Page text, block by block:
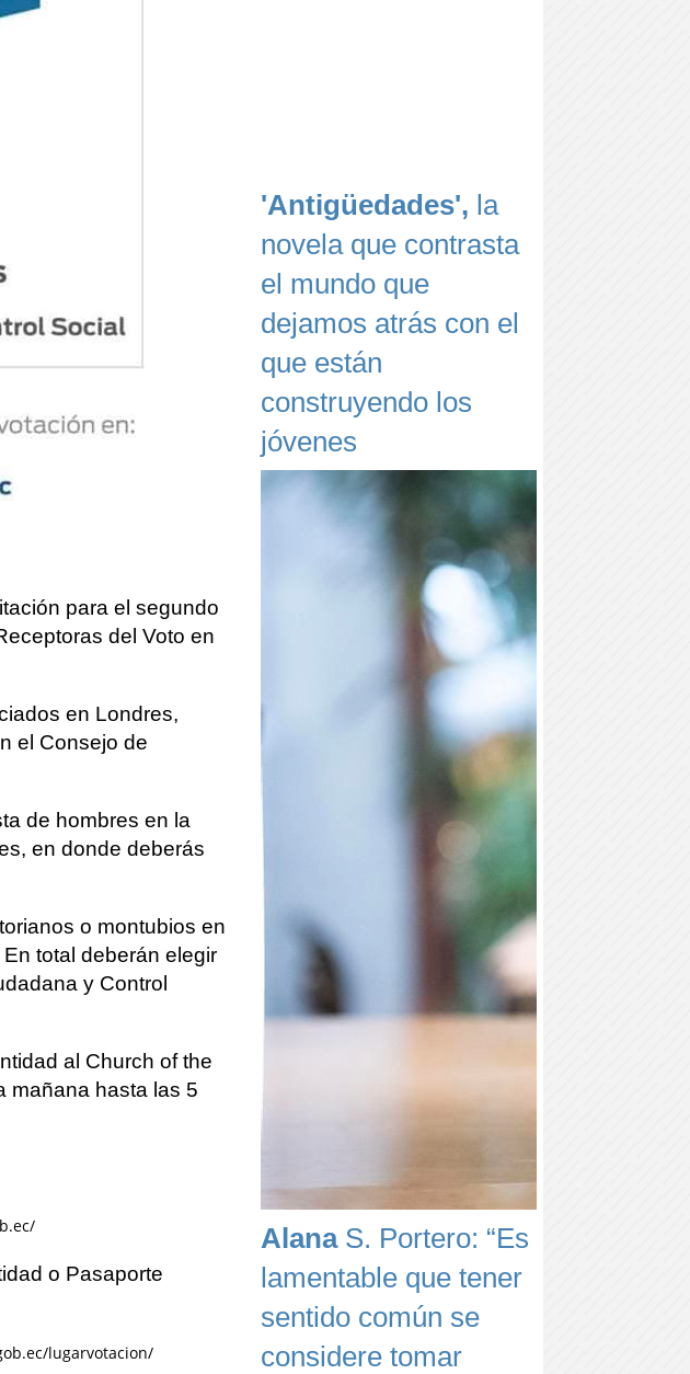
para el segundo
del Voto en
en Londres,
el Consejo de
de hombres en la
en donde deberás
o montubios en
total deberán elegir
y Control
al Church of the
mañana hasta las 5
o Pasaporte
lugarvotacion/
'Antigüedades', la
novela que contrasta
el mundo que
dejamos atrás con el
que están
construyendo los
jóvenes
AlanaS. Portero: “Es
lamentable que tener
sentido común se
considere tomar